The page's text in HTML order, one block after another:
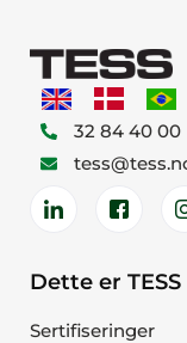
32 84 40 00
Dette er TESS
Sertifiseringer